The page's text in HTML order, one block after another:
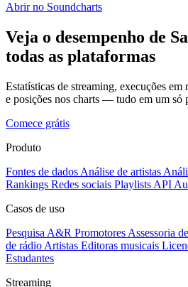
Abrir no Soundcharts
Veja o desempenho de
todas as plataformas
Estatísticas de streaming, execuções
e posições nos charts — tudo em um só
Comece grátis
Produto
Fontes de dados Análise de artistas
Rankings Redes sociais Playlists API
Casos de uso
Pesquisa A&R Promotores Assessoria
de rádio Artistas Editoras musicais
Estudantes
Streaming